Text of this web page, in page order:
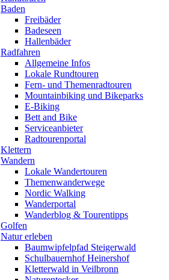
Baden
Freibäder
Badeseen
Hallenbäder
Radfahren
Allgemeine Infos
Lokale Rundtouren
Fern- und Themenradtouren
Mountainbiking und Bikeparks
E-Biking
Bett and Bike
Serviceanbieter
Radtourenportal
Klettern
Wandern
Lokale Wandertouren
Themenwanderwege
Nordic Walking
Wanderportal
Wanderblog & Tourentipps
Golfen
Natur erleben
Baumwipfelpfad Steigerwald
Schulbauernhof Heinershof
Kletterwald in Veilbronn